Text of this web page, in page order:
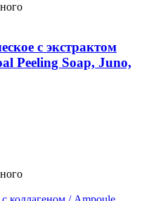
с экстрактом
Peeling Soap, Juno,